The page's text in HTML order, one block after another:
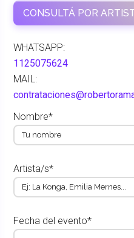
CONSULTÁ POR
WHATSAPP:
1125075624
MAIL:
Nombre*
Artista/s*
Fecha del evento*